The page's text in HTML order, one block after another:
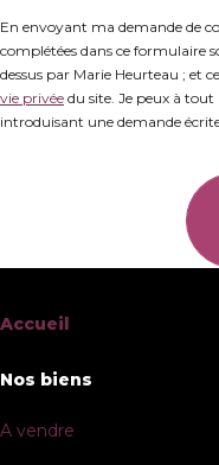
En envoyant ma demande de
complétées dans ce formulaire
dessus par Marie Heurteau ; et
vie privée du site. Je peux à
introduisant une demande
Accueil
Nos biens
A vendre